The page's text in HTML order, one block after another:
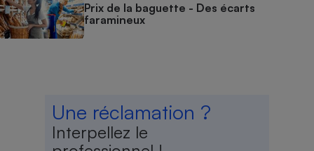
Prix de la baguette - Des écarts
faramineux
Une réclamation ?
Interpellez le